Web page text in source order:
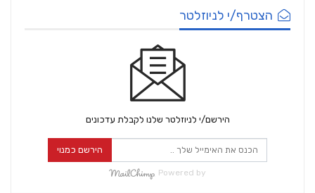
הצטרף/י לניוזלטר
הירשם/י לניוזלטר שלנו לקבלת עדכונים
הירשם כמנוי
Powered by